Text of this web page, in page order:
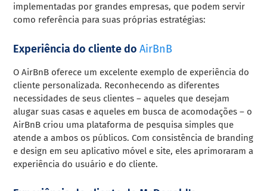
implementadas por grandes empresas, que podem servir
como referência para suas próprias estratégias:
Experiência do cliente doAirBnB
O AirBnB oferece um excelente exemplo de experiência do
cliente personalizada. Reconhecendo as diferentes
necessidades de seus clientes – aqueles que desejam
alugar suas casas e aqueles em busca de acomodações – o
AirBnB criou uma plataforma de pesquisa simples que
atende a ambos os públicos. Com consistência de branding
e design em seu aplicativo móvel e site, eles aprimoraram a
experiência do usuário e do cliente.